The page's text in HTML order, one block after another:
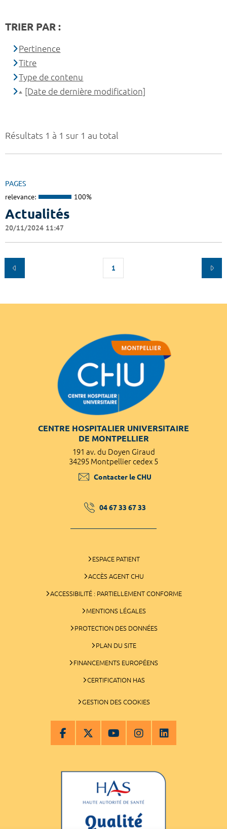
Résultats 1 à 1 sur 1 au total
PAGES
relevance: 100%
Actualités
20/11/2024 11:47
1
TRIER PAR :
Pertinence
Titre
Type de contenu
[Date de dernière modification]
CENTRE HOSPITALIER UNIVERSITAIRE
DE MONTPELLIER
191 av. du Doyen Giraud
34295 Montpellier cedex 5
Contacter le CHU
04 67 33 67 33
ESPACE PATIENT
ACCÈS AGENT CHU
ACCESSIBILITÉ : PARTIELLEMENT CONFORME
MENTIONS LÉGALES
PROTECTION DES DONNÉES
PLAN DU SITE
FINANCEMENTS EUROPÉENS
CERTIFICATION HAS
GESTION DES COOKIES